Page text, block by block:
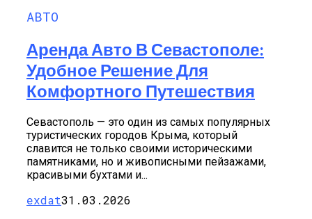
АВТО
Аренда Авто В Севастополе:
Удобное Решение Для
Комфортного Путешествия
Севастополь — это один из самых популярных
туристических городов Крыма, который
славится не только своими историческими
памятниками, но и живописными пейзажами,
красивыми бухтами и...
exdat31.03.2026